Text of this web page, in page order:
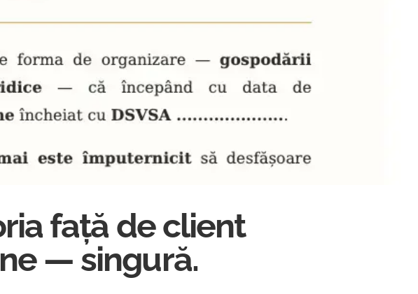
față de client
— singură.